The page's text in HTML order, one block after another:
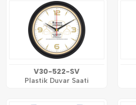
V30-522-SV
Plastik Duvar Saati